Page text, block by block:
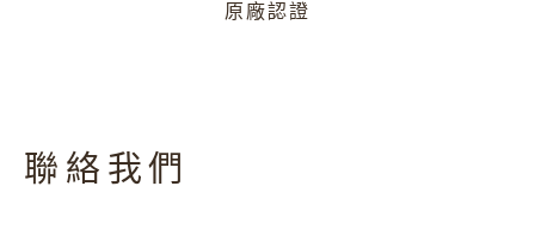
原廠認證
聯絡我們